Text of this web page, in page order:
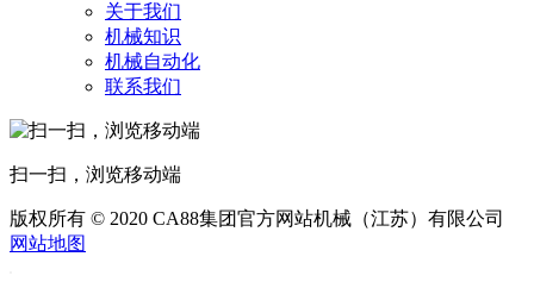
关于我们
机械知识
机械自动化
联系我们
扫一扫，浏览移动端
版权所有 © 2020 CA88集团官方网站机械（江苏）有限公司
网站地图